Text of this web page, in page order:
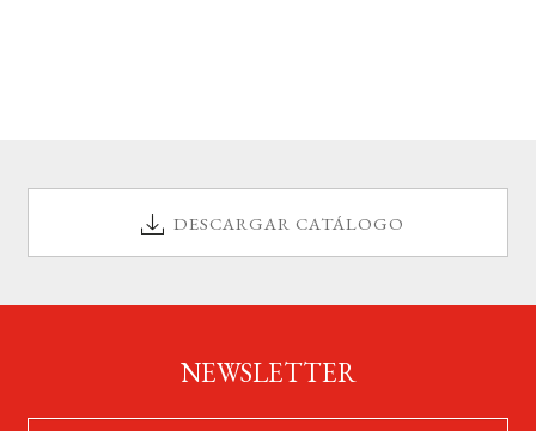
DESCARGAR CATÁLOGO
NEWSLETTER